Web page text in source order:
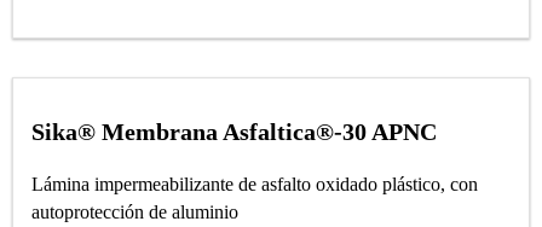
Sika® Membrana Asfaltica®-30 APNC
Lámina impermeabilizante de asfalto oxidado plástico, con
autoprotección de aluminio